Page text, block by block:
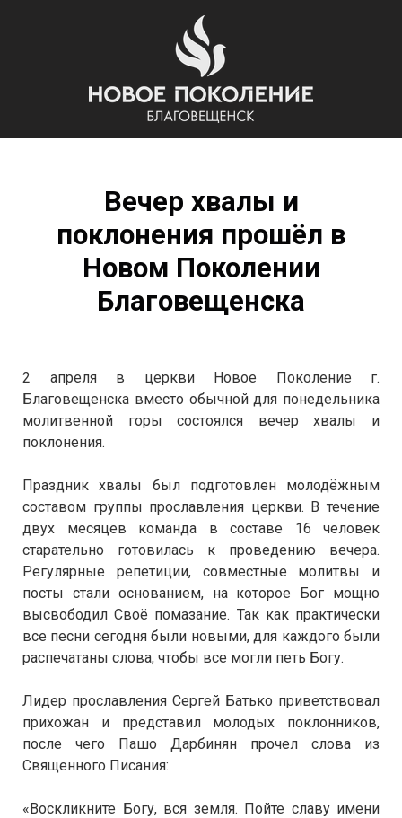
Вечер хвалы и
поклонения прошёл в
Новом Поколении
Благовещенска
2 апреля в церкви Новое Поколение г.
Благовещенска вместо обычной для понедельника
молитвенной горы состоялся вечер хвалы и
поклонения.
Праздник хвалы был подготовлен молодёжным
составом группы прославления церкви. В течение
двух месяцев команда в составе 16 человек
старательно готовилась к проведению вечера.
Регулярные репетиции, совместные молитвы и
посты стали основанием, на которое Бог мощно
высвободил Своё помазание. Так как практически
все песни сегодня были новыми, для каждого были
распечатаны слова, чтобы все могли петь Богу.
Лидер прославления Сергей Батько приветствовал
прихожан и представил молодых поклонников,
после чего Пашо Дарбинян прочел слова из
Священного Писания:
«Воскликните Богу, вся земля. Пойте славу имени